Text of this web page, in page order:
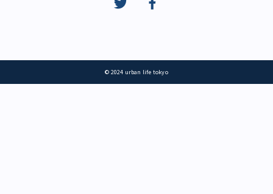
© 2024 urban life tokyo